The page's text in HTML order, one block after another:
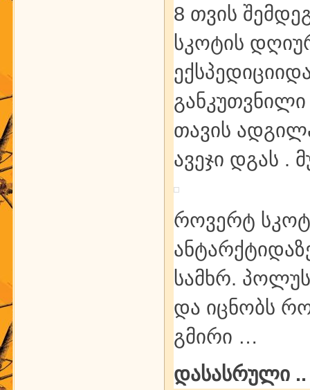
8 თვის
სკოტის
თავის
ავეჯი დგას .
როვერტ
სამხრ.
და იცნობს
გმირი …
დასასრული ..